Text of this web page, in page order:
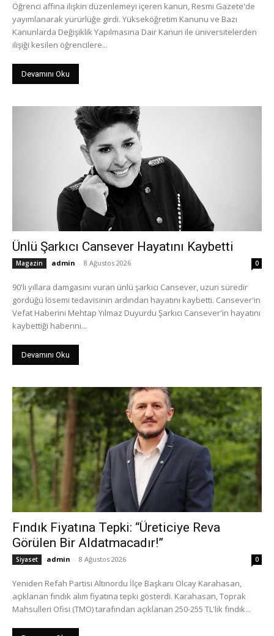
Öğrenci affına ilişkin düzenlemeyi içeren kanun, Resmi Gazete'de
yayımlanarak yürürlüğe girdi. Yükseköğretim Kanunu ve Bazı
Kanunlarda Değişiklik Yapılmasına Dair Kanun ile üniversitelerden
ilişiği kesilen öğrencilere...
Devamını Oku
Ünlü Şarkıcı Cansever Hayatını Kaybetti
Magazin admin - 8 Ağustos 2026 0
90'lı yıllara damgasını vuran ünlü şarkıcı Cansever, uzun süredir
gördüğü lösemi tedavisinin ardından hayatını kaybetti. Cansever'in
Vefat Haberini Mehtap Yılmaz Duyurdu Şarkıcı Cansever'in hayatını
kaybettiği haberini...
Devamını Oku
Fındık Fiyatına Tepki: “Üreticiye Reva
Görülen Bir Aldatmacadır!”
Siyaset admin - 8 Ağustos 2026 0
Yeniden Refah Partisi Altınordu İlçe Başkanı Olcay Karahasan,
açıklanan fındık alım fiyatına tepki gösterdi. Karahasan, Toprak
Mahsulleri Ofisi (TMO) tarafından açıklanan 250-255 TL'lik fındık...